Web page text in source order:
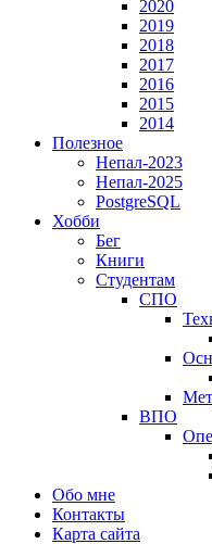
2020
2019
2018
2017
2016
2015
2014
Полезное
Непал-2023
Непал-2025
PostgreSQL
Хобби
Бег
Книги
Студентам
СПО
ВПО
Обо мне
Контакты
Карта сайта